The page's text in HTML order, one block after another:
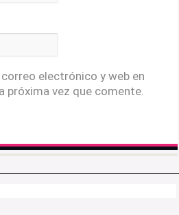
electrónico y web en
próxima vez que comente.